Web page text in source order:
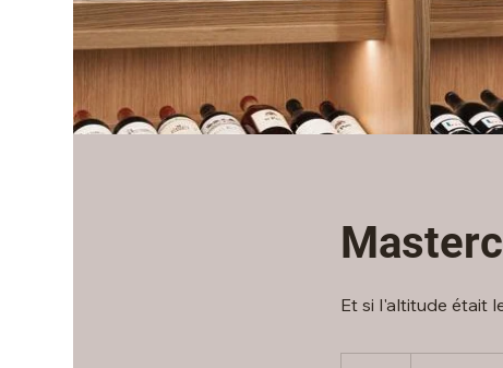
Et si l'altitude était